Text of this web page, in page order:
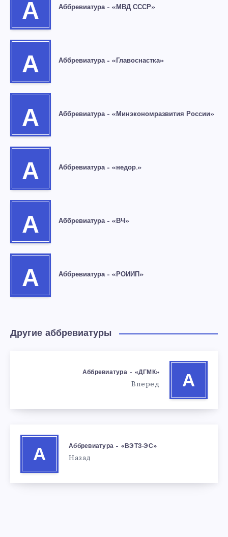
А Аббревиатура – «МВД СССР»
А Аббревиатура – «Главоснастка»
А Аббревиатура – «Минэкономразвития России»
А Аббревиатура – «недор.»
А Аббревиатура – «ВЧ»
А Аббревиатура – «РОИИП»
Другие аббревиатуры
А
Аббревиатура – «ДГМК»
Вперед
А
Аббревиатура – «ВЭТЗ-ЭС»
Назад